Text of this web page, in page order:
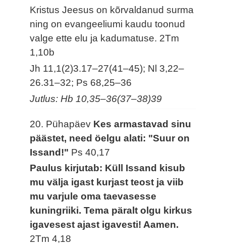
Kristus Jeesus on kõrvaldanud surma
ning on evangeeliumi kaudu toonud
valge ette elu ja kadumatuse. 2Tm
1,10b
Jh 11,1(2)3.17–27(41–45); Nl 3,22–
26.31–32; Ps 68,25–36
Jutlus: Hb 10,35–36(37–38)39
20. Pühapäev Kes armastavad sinu
päästet, need öelgu alati: "Suur on
Issand!" Ps 40,17
Paulus kirjutab: Küll Issand kisub
mu välja igast kurjast teost ja viib
mu varjule oma taevasesse
kuningriiki. Tema päralt olgu kirkus
igavesest ajast igavesti! Aamen.
2Tm 4,18